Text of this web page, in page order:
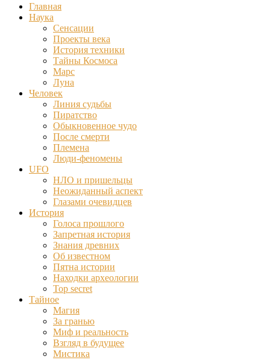
Главная
Наука
Сенсации
Проекты века
История техники
Тайны Космоса
Марс
Луна
Человек
Линия судьбы
Пиратство
Обыкновенное чудо
После смерти
Племена
Люди-феномены
UFO
НЛО и пришельцы
Неожиданный аспект
Глазами очевидцев
История
Голоса прошлого
Запретная история
Знания древних
Об известном
Пятна истории
Находки археологии
Top secret
Тайное
Магия
За гранью
Миф и реальность
Взгляд в будущее
Мистика